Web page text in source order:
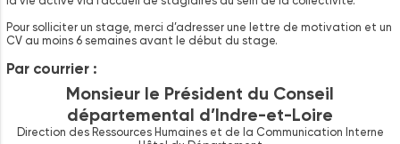
Pour solliciter un stage, merci d’adresser une lettre de motivation et un
CV au moins 6 semaines avant le début du stage.
Par courrier :
Monsieur le Président du Conseil
départemental d’Indre-et-Loire
Direction des Ressources Humaines et de la Communication Interne